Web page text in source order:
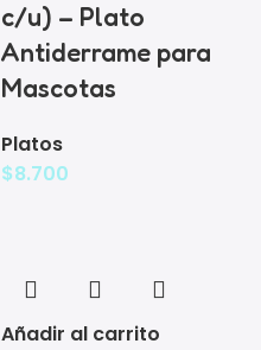
c/u) – Plato
Antiderrame para
Mascotas
Platos
$8.700
Añadir al carrito